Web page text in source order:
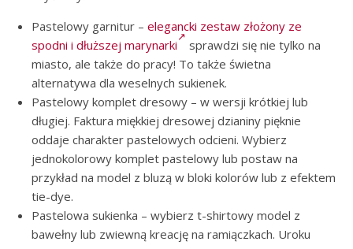
Pastelowy garnitur – elegancki zestaw złożony ze
spodni i dłuższej marynarki
sprawdzi się nie tylko na
miasto, ale także do pracy! To także świetna
alternatywa dla weselnych sukienek.
Pastelowy komplet dresowy – w wersji krótkiej lub
długiej. Faktura miękkiej dresowej dzianiny pięknie
oddaje charakter pastelowych odcieni. Wybierz
jednokolorowy komplet pastelowy lub postaw na
przykład na model z bluzą w bloki kolorów lub z efektem
tie-dye.
Pastelowa sukienka – wybierz t-shirtowy model z
bawełny lub zwiewną kreację na ramiączkach. Uroku